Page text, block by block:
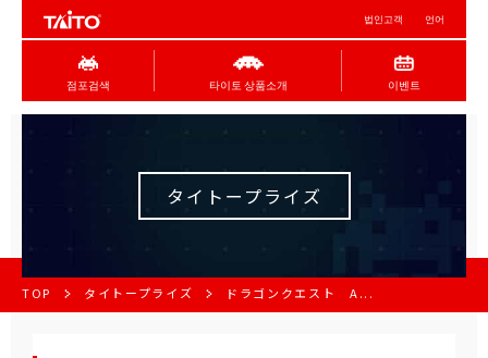
법인고객 언어
점포검색 타이토 상품소개 이벤트
タイトープライズ
TOP タイトープライズ ドラゴンクエスト A...